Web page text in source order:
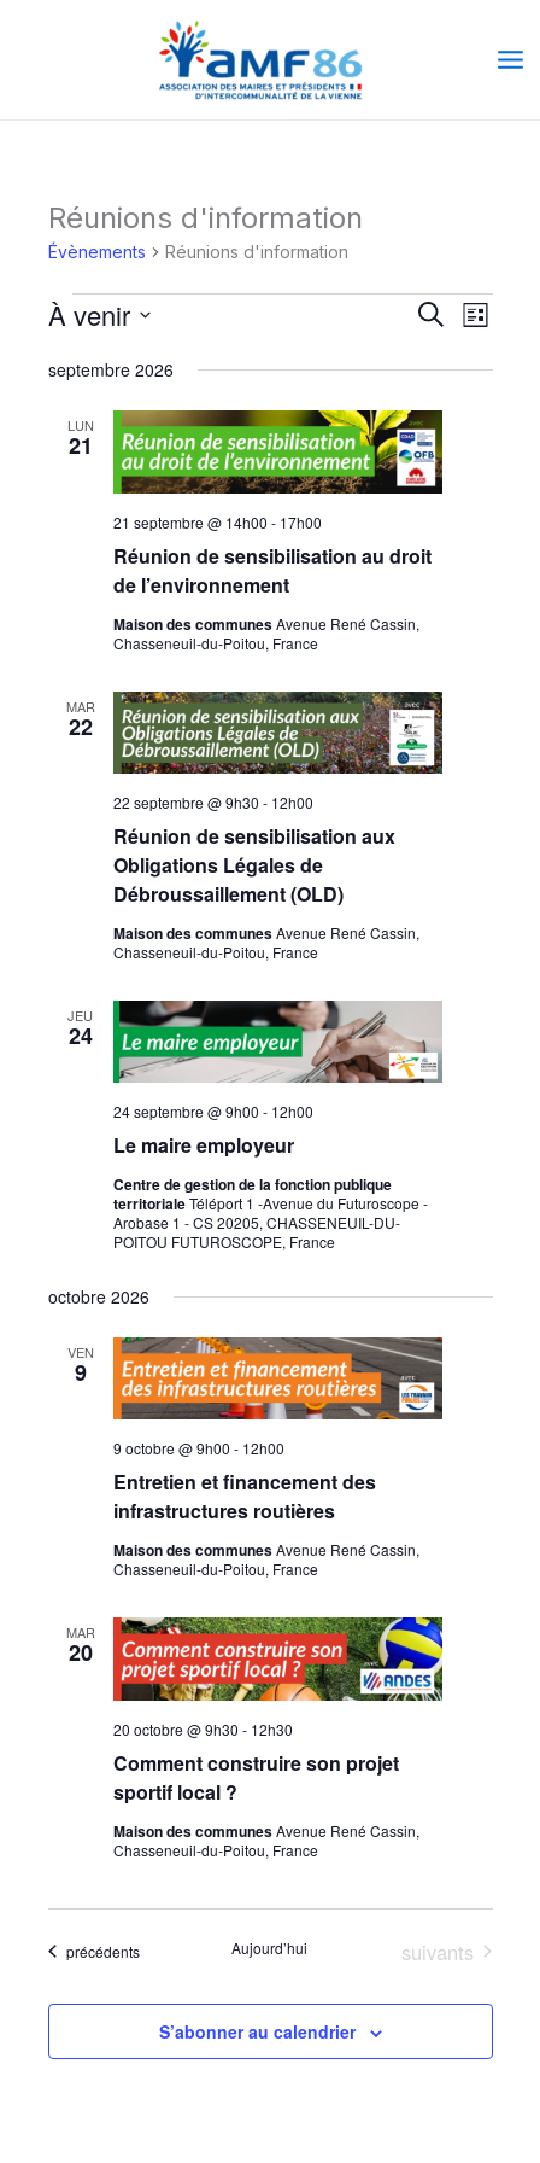
Réunions d'information
Évènements Réunions d'information
Évènements
Recherche
navigation
de
vues
Évènements
Recherche
vues
Liste
À venir
une
septembre 2026
LUN
21
Réunion de sensibilisation au droit
de l’environnement
21 septembre @ 14h00 - 17h00
Maison des communesAvenue René Cassin,
Chasseneuil-du-Poitou, France
MAR
22
Réunion de sensibilisation aux
Obligations Légales de
Débroussaillement (OLD)
22 septembre @ 9h30 - 12h00
Maison des communesAvenue René Cassin,
Chasseneuil-du-Poitou, France
JEU
24
Le maire employeur
24 septembre @ 9h00 - 12h00
Centre de gestion de la fonction publique
territorialeTéléport 1 -Avenue du Futuroscope -
Arobase 1 - CS 20205, CHASSENEUIL-DU-
POITOU FUTUROSCOPE, France
octobre 2026
VEN
9
Entretien et financement des
infrastructures routières
9 octobre @ 9h00 - 12h00
Maison des communesAvenue René Cassin,
Chasseneuil-du-Poitou, France
MAR
20
Comment construire son projet
sportif local ?
20 octobre @ 9h30 - 12h30
Maison des communesAvenue René Cassin,
Chasseneuil-du-Poitou, France
Évènements
précédents Aujourd’hui Évènements
suivants
S’abonner au calendrier